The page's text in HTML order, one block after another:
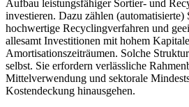
Aufbau leistungsfähiger Sortier- und
investieren. Dazu zählen (automatisierte)
hochwertige Recyclingverfahren und
allesamt Investitionen mit hohem
Amortisationszeiträumen. Solche
selbst. Sie erfordern verlässliche
Mittelverwendung und sektorale
Kostendeckung hinausgehen.